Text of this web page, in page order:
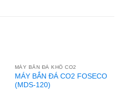
MÁY BẮN ĐÁ KHÔ CO2
MÁY BẮN ĐÁ CO2 FOSECO
(MDS-120)